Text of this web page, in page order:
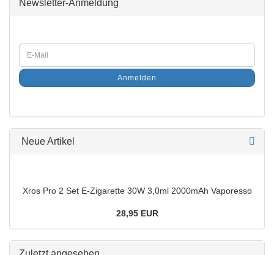
Newsletter-Anmeldung
Anmelden
Neue Artikel
Xros Pro 2 Set E-Zigarette 30W 3,0ml 2000mAh Vaporesso
28,95 EUR